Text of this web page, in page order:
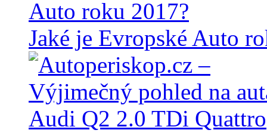
Jaké je Evropské Auto